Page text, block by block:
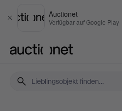
Schließen
Auctionet
Verfügbar auf Google Play